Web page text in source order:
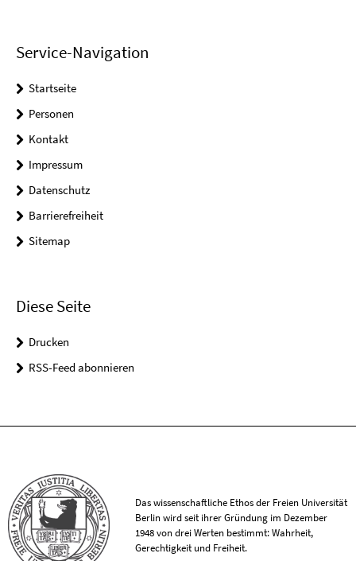
Service-Navigation
Startseite
Personen
Kontakt
Impressum
Datenschutz
Barrierefreiheit
Sitemap
Diese Seite
Drucken
RSS-Feed abonnieren
Das wissenschaftliche Ethos der Freien Universität
Berlin wird seit ihrer Gründung im Dezember
1948 von drei Werten bestimmt: Wahrheit,
Gerechtigkeit und Freiheit.